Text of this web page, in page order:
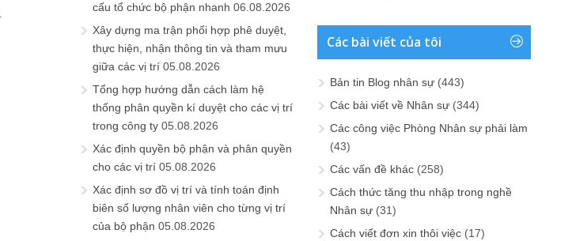
cấu tổ chức bộ phận nhanh 06.08.2026
Xây dựng ma trận phối hợp phê duyệt,
thực hiện, nhận thông tin và tham mưu
giữa các vị trí 05.08.2026
Tổng hợp hướng dẫn cách làm hệ
thống phân quyền kí duyệt cho các vị trí
trong công ty 05.08.2026
Xác định quyền bộ phận và phân quyền
cho các vị trí 05.08.2026
Xác định sơ đồ vị trí và tính toán định
biên số lượng nhân viên cho từng vị trí
của bộ phận 05.08.2026
Các bài viết của tôi
Bản tin Blog nhân sự (443)
Các bài viết về Nhân sự (344)
Các công việc Phòng Nhân sự phải làm
(43)
Các vấn đề khác (258)
Cách thức tăng thu nhập trong nghề
Nhân sự (31)
Cách viết đơn xin thôi việc (17)